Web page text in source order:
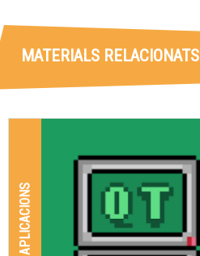
MATERIALS RELACIONATS
APLICACIONS